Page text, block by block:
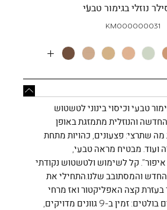
נוזלי בגימור טבעי
KM000000031
More
טבעי וכיסוי בינוני לטשטוש
והנוזלית מתמזגת באופן
שתרצי: פצעונים, כהויות מתחת
ועוד. מבטיח מראה טבעי,
איפור”. קל לשימוש ולטשטוש נקודתי
החדש והמסתובב שלנו.התחילי את
קצה האפליקטור ואז מרחי
אותו בנוחות. פלוסים בולטים: זמין ב-9 גוונים מדויקים,